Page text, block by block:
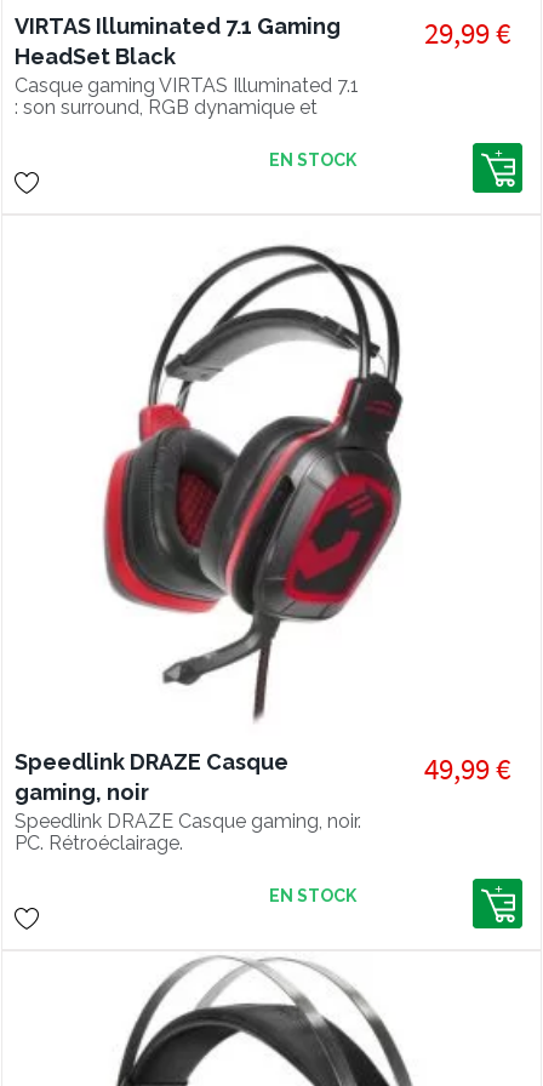
VIRTAS Illuminated 7.1 Gaming
HeadSet Black
Casque gaming VIRTAS Illuminated 7.1
: son surround, RGB dynamique et
l'action avec style et précision.
29,99 €
EN STOCK
Speedlink DRAZE Casque
gaming, noir
Speedlink DRAZE Casque gaming, noir.
PC. Rétroéclairage.
49,99 €
EN STOCK